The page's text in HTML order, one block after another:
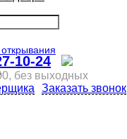
10-24
без выходных
Заказать звонок